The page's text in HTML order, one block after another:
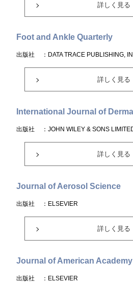
詳しく見る
Foot and Ankle Quarterly
出版社 ：DATA TRACE PUBLISHING,
詳しく見る
International Journal of
出版社 ：JOHN WILEY & SONS
詳しく見る
Journal of Aerosol Science
出版社 ：ELSEVIER
詳しく見る
Journal of American
出版社 ：ELSEVIER